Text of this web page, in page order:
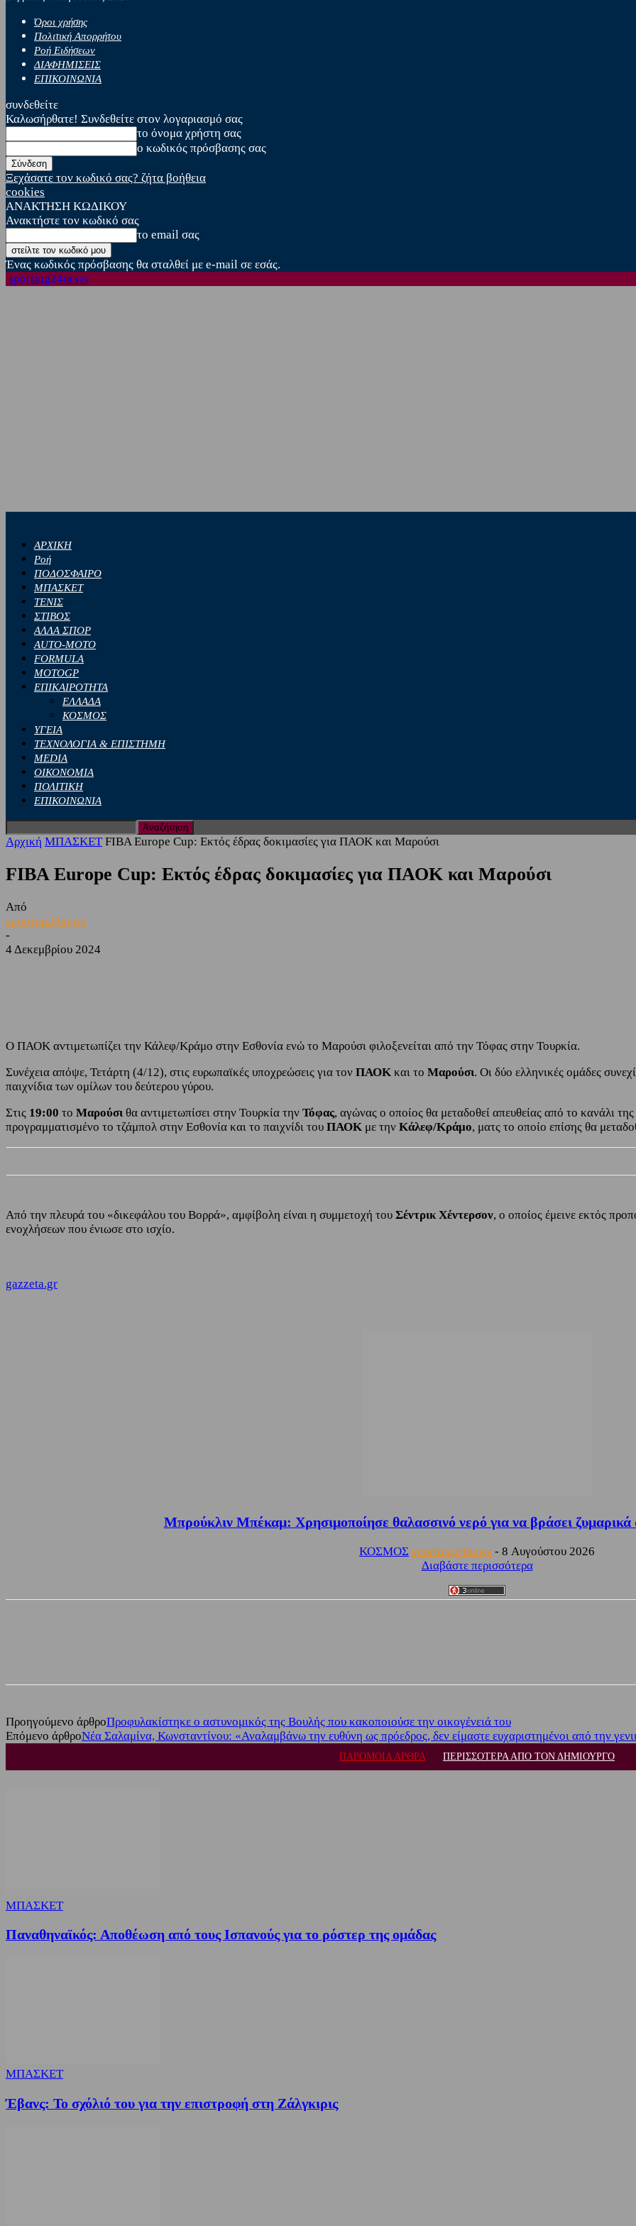
Όροι χρήσης
Πολιτική Απορρήτου
Ροή Ειδήσεων
ΔΙΑΦΗΜΙΣΕΙΣ
ΕΠΙΚΟΙΝΩΝΙΑ
συνδεθείτε
Καλωσήρθατε! Συνδεθείτε στον λογαριασμό σας
το όνομα χρήστη σας
ο κωδικός πρόσβασης σας
Ξεχάσατε τον κωδικό σας? ζήτα βοήθεια
cookies
ΑΝΑΚΤΗΣΗ ΚΩΔΙΚΟΥ
Ανακτήστε τον κωδικό σας
το email σας
Ένας κωδικός πρόσβασης θα σταλθεί με e-mail σε εσάς.
sporting24news
ΑΡΧΙΚΗ
Ροή
ΠΟΔΟΣΦΑΙΡΟ
ΜΠΑΣΚΕΤ
ΤΕΝΙΣ
ΣΤΙΒΟΣ
ΑΛΛΑ ΣΠΟΡ
AUTO-MOTO
FORMULA
MOTOGP
ΕΠΙΚΑΙΡΟΤΗΤΑ
ΕΛΛΑΔΑ
ΚΟΣΜΟΣ
ΥΓΕΙΑ
ΤΕΧΝΟΛΟΓΙΑ & ΕΠΙΣΤΗΜΗ
MEDIA
ΟΙΚΟΝΟΜΙΑ
ΠΟΛΙΤΙΚΗ
ΕΠΙΚΟΙΝΩΝΙΑ
Αρχική ΜΠΑΣΚΕΤ FIBA Europe Cup: Εκτός έδρας δοκιμασίες για ΠΑΟΚ και Μαρούσι
FIBA Europe Cup: Εκτός έδρας δοκιμασίες για ΠΑΟΚ και Μαρούσι
Από
sporting24news
-
4 Δεκεμβρίου 2024
Ο ΠΑΟΚ αντιμετωπίζει την Κάλεφ/Κράμο στην Εσθονία ενώ το Μαρούσι φιλοξενείται από την Τόφας στην Τουρκία.
Συνέχεια απόψε, Τετάρτη (4/12), στις ευρωπαϊκές υποχρεώσεις για τον ΠΑΟΚ και το Μαρούσι. Οι δύο ελληνικές ομάδες
παιχνίδια των ομίλων του δεύτερου γύρου.
Στις 19:00 το Μαρούσι θα αντιμετωπίσει στην Τουρκία την Τόφας, αγώνας ο οποίος θα μεταδοθεί απευθείας από το κανάλι της
προγραμματισμένο το τζάμπολ στην Εσθονία και το παιχνίδι του ΠΑΟΚ με την Κάλεφ/Κράμο, ματς το οποίο επίσης θα
Από την πλευρά του «δικεφάλου του Βορρά», αμφίβολη είναι η συμμετοχή του Σέντρικ Χέντερσον, ο οποίος έμεινε εκτός
ενοχλήσεων που ένιωσε στο ισχίο.
gazzeta.gr
Μπρούκλιν Μπέκαμ: Χρησιμοποίησε θαλασσινό νερό για να βράσει ζυμαρικά
ΚΟΣΜΟΣ sporting24news - 8 Αυγούστου 2026
Διαβάστε περισσότερα
Προηγούμενο άρθροΠροφυλακίστηκε ο αστυνομικός της Βουλής που κακοποιούσε την οικογένειά του
Επόμενο άρθροΝέα Σαλαμίνα, Κωνσταντίνου: «Αναλαμβάνω την ευθύνη ως πρόεδρος, δεν είμαστε ευχαριστημένοι από την
ΠΑΡΟΜΟΙΑ ΑΡΘΡΑ ΠΕΡΙΣΣΟΤΕΡΑ ΑΠΟ ΤΟΝ ΔΗΜΙΟΥΡΓΟ
ΜΠΑΣΚΕΤ
Παναθηναϊκός: Αποθέωση από τους Ισπανούς για το ρόστερ της ομάδας
ΜΠΑΣΚΕΤ
Έβανς: Το σχόλιό του για την επιστροφή στη Ζάλγκιρις